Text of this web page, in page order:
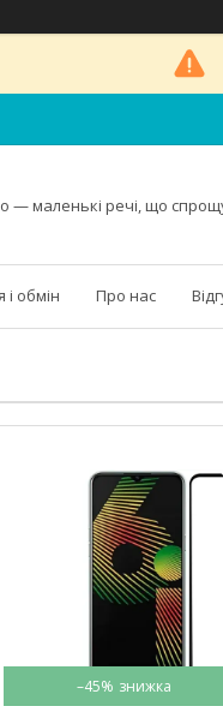
— маленькі речі, що
обмін Про нас
–45%